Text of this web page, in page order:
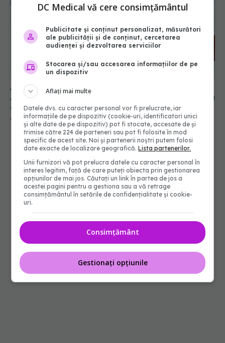
Alertă în Europa după un nou caz de hantavirus
Anzi, singura tulpină care se transmite de la om la
06 aug 2026, 20:06
DC Medical vă cere consimțământul
Publicitate și conținut personalizat, măsurători
ale publicității și de conținut, cercetarea
audienței și dezvoltarea serviciilor
Stocarea și/sau accesarea informațiilor de pe
un dispozitiv
Aflați mai multe
Datele dvs. cu caracter personal vor fi prelucrate, iar
informațiile de pe dispozitiv (cookie-uri, identificatori unici
și alte date de pe dispozitiv) pot fi stocate, accesate de și
trimise către 224 de parteneri sau pot fi folosite în mod
specific de acest site. Noi și partenerii noștri putem folosi
date exacte de localizare geografică.Lista partenerilor.
Unii furnizori vă pot prelucra datele cu caracter personal în
interes legitim, față de care puteți obiecta prin gestionarea
opțiunilor de mai jos. Căutați un link în partea de jos a
acestei pagini pentru a gestiona sau a vă retrage
consimțământul în setările de confidențialitate și cookie-
uri.
Consimțământ
Gestionați opțiunile